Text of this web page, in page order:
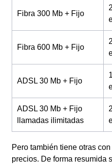
Fibra 300 Mb + Fijo
Fibra 600 Mb + Fijo
ADSL 30 Mb + Fijo
ADSL 30 Mb + Fijo
llamadas ilimitadas
Pero también tiene otras
precios. De forma resumida